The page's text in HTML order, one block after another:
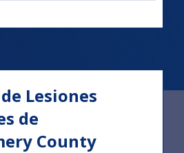
Lesiones
de
County